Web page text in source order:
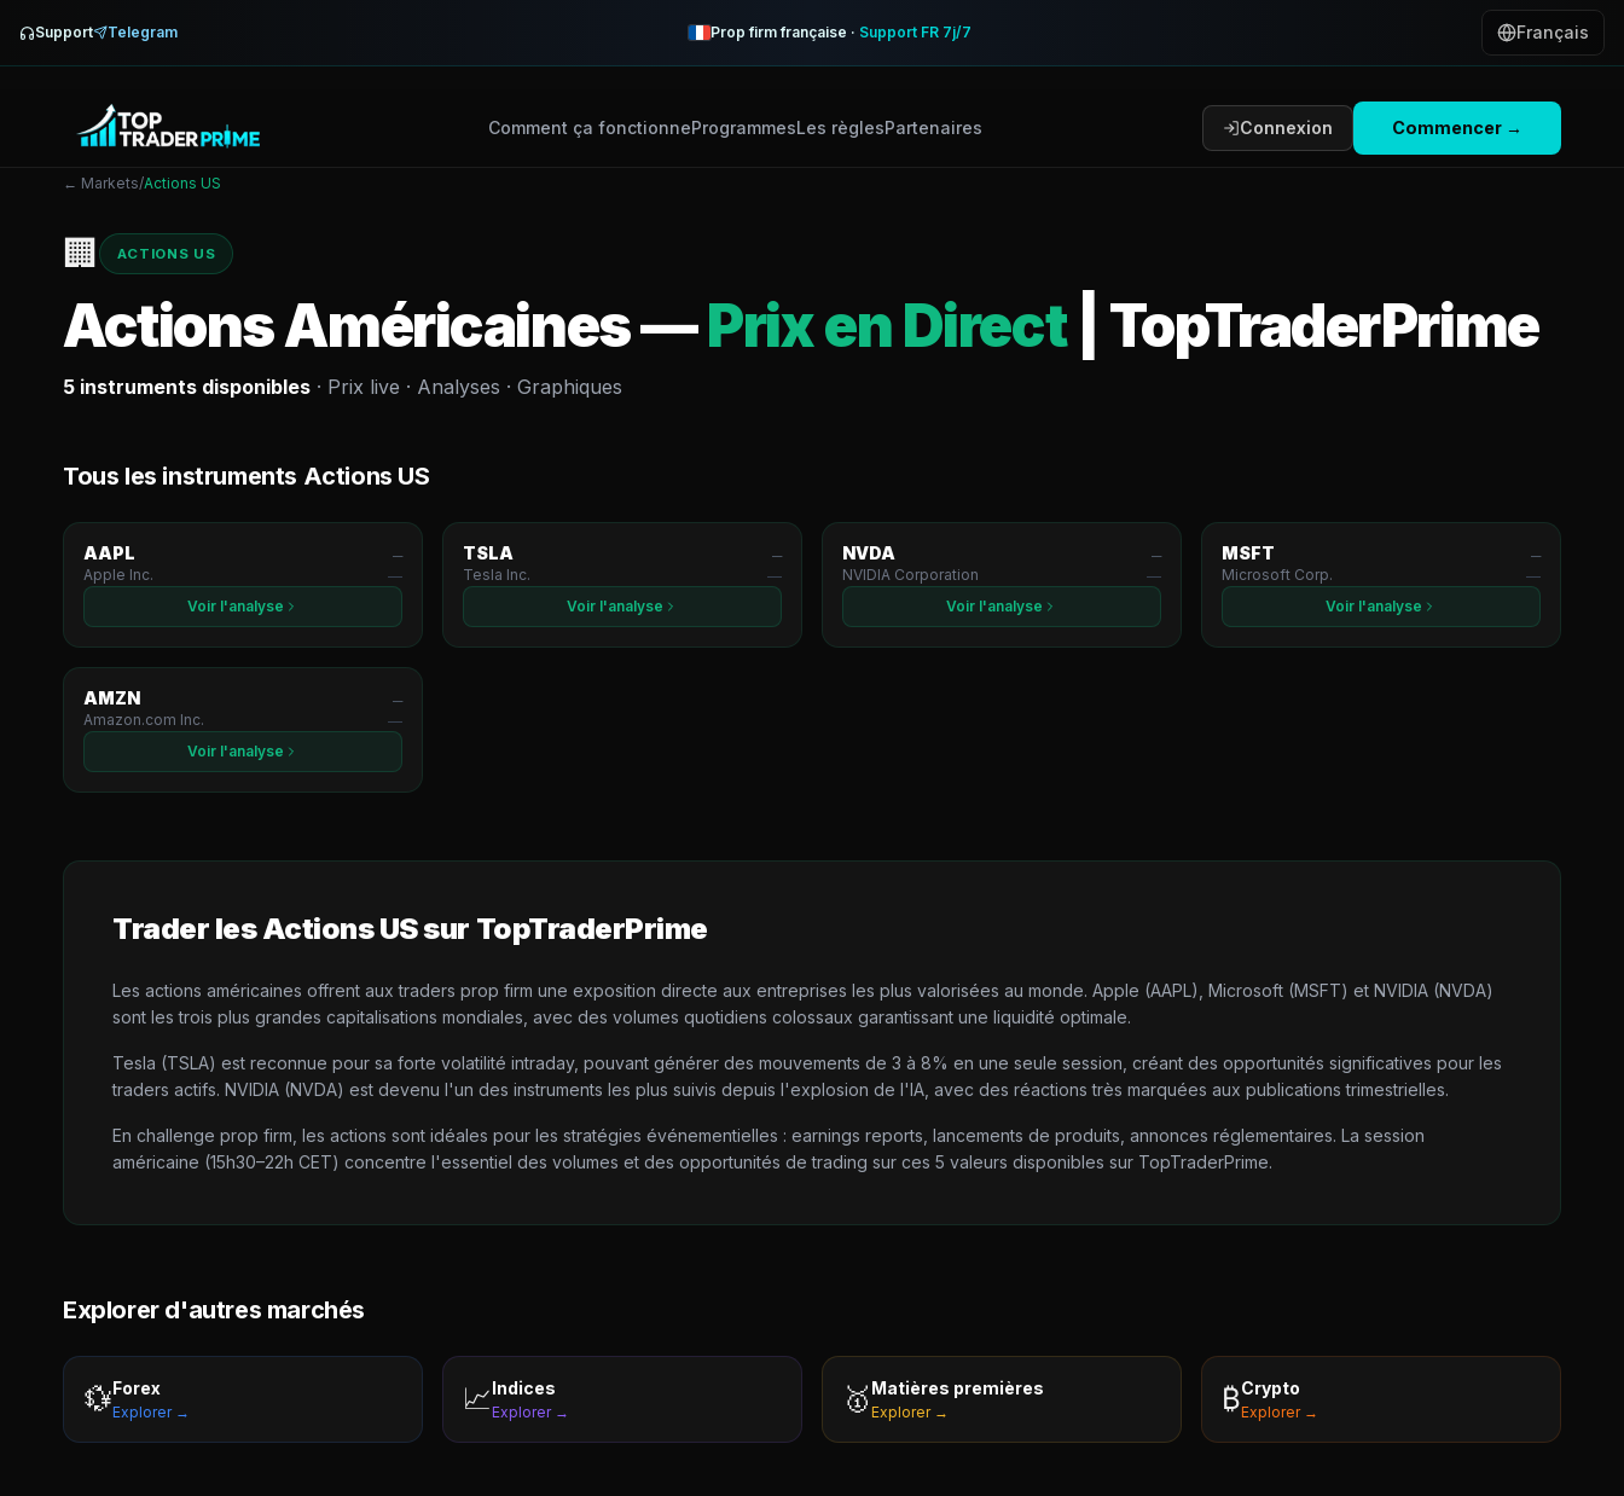
Support Telegram Prop firm française · Support FR 7j/7 Français
Comment ça fonctionneProgrammesLes règlesPartenaires Connexion Commencer →
← Markets/Actions US
🏢 ACTIONS US
Actions Américaines—Prix en Direct | TopTraderPrime
5 instruments disponibles · Prix live · Analyses · Graphiques
Tous les instruments Actions US
AAPL
Apple Inc.
—
—
Voir l'analyse
TSLA
Tesla Inc.
—
—
Voir l'analyse
NVDA
NVIDIA Corporation
—
—
Voir l'analyse
MSFT
Microsoft Corp.
—
—
Voir l'analyse
AMZN
Amazon.com Inc.
—
—
Voir l'analyse
Trader lesActions USsur TopTraderPrime
Les actions américaines offrent aux traders prop firm une exposition directe aux entreprises les plus valorisées au monde. Apple (AAPL), Microsoft (MSFT) et NVIDIA (NVDA)
sont les trois plus grandes capitalisations mondiales, avec des volumes quotidiens colossaux garantissant une liquidité optimale.
Tesla (TSLA) est reconnue pour sa forte volatilité intraday, pouvant générer des mouvements de 3 à 8% en une seule session, créant des opportunités significatives pour les
traders actifs. NVIDIA (NVDA) est devenu l'un des instruments les plus suivis depuis l'explosion de l'IA, avec des réactions très marquées aux publications trimestrielles.
En challenge prop firm, les actions sont idéales pour les stratégies événementielles : earnings reports, lancements de produits, annonces réglementaires. La session
américaine (15h30–22h CET) concentre l'essentiel des volumes et des opportunités de trading sur ces 5 valeurs disponibles sur TopTraderPrime.
Explorer d'autres marchés
💱Forex
Explorer → 📈Indices
Explorer → 🥇 Matières premières
Explorer → ₿Crypto
Explorer →